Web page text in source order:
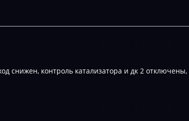
снижен, контроль катализатора и дк 2 отключены,